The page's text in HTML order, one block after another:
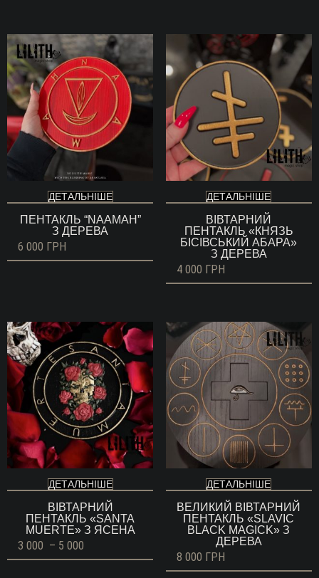
5
000 ГРН
до
6
000 ГРН
ДЕТАЛЬНІШЕ
ПЕНТАКЛЬ “NAAMAH”
З ДЕРЕВА
6 000 ГРН
ДЕТАЛЬНІШЕ
ВІВТАРНИЙ
ПЕНТАКЛЬ «КНЯЗЬ
БІСІВСЬКИЙ АБАРА»
З ДЕРЕВА
4 000 ГРН
ДЕТАЛЬНІШЕ
ВІВТАРНИЙ
ПЕНТАКЛЬ «SANTA
MUERTE» З ЯСЕНА
3 000 – 5 000
цін:
ДЕТАЛЬНІШЕ
ВЕЛИКИЙ ВІВТАРНИЙ
ПЕНТАКЛЬ «SLAVIC
BLACK MAGICK» З
ДЕРЕВА
8 000 ГРН